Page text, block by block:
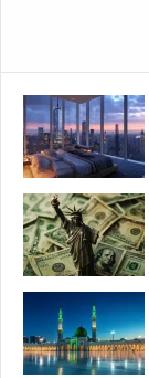
т
а
Ш
е
л
т
о
н
а